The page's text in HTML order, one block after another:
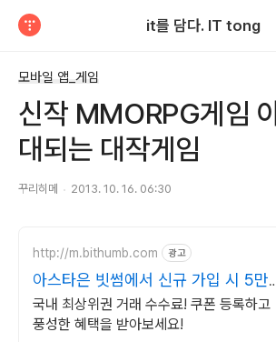
it를 담다. IT tong
모바일 앱_게임
신작 MMORPG게임
대되는 대작게임
꾸리히메 2013. 10. 16. 06:30
http://m.bithumb.com 광고
아스타은 빗썸에서 신규 가입 시 5만
혜택
국내 최상위권 거래 수수료! 쿠폰 등록하고
풍성한 혜택을 받아보세요!